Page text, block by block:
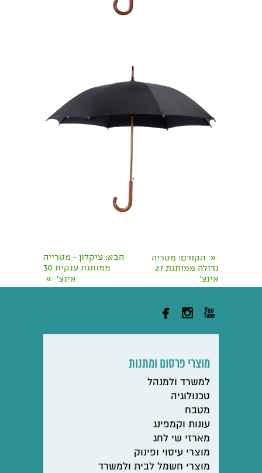
« הקודם: מטריה
גדולה ממותגת 27
אינצ'
הבא: ציקלון - מטרייה
ממותגת ענקית 30
אינצ' »
  
מוצרי פרסום ומתנות
למשרד ולמנהל
טכנולוגיה
מטבח
עונות וקמפינג
מארזי שי לחג
מוצרי עיסוי ופינוק
מוצרי חשמל לבית ולמשרד